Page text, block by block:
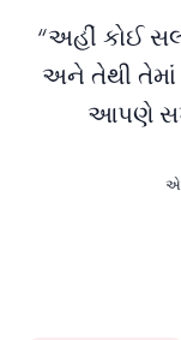
“અહીં કોઈ
અને તેથી તેમાં
આપણે